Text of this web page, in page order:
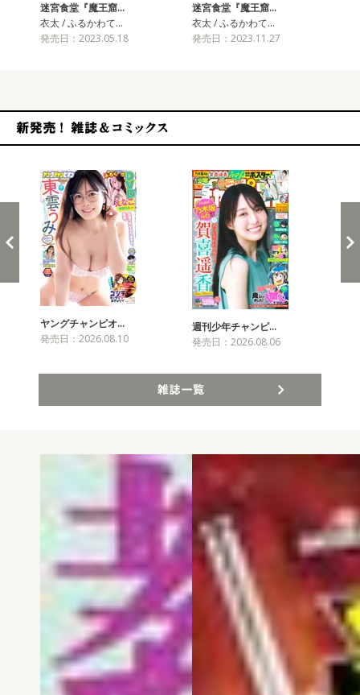
迷宮食堂『魔王窟…
衣太 / ふるかわて…
発売日：2023.05.18
迷宮食堂『魔王窟…
衣太 / ふるかわて…
発売日：2023.11.27
ヤングチャンピオ…
発売日：2026.08.10
週刊少年チャンピ…
発売日：2026.08.06